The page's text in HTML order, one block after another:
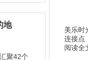
美乐时
连接点
阅读全
地
聚42个